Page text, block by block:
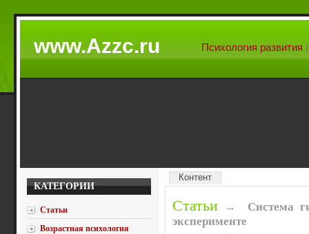
www.Azzc.ru Психология развития
КАТЕГОРИИ
Статьи
Возрастная психология
Контент
Статьи → Система
эксперименте